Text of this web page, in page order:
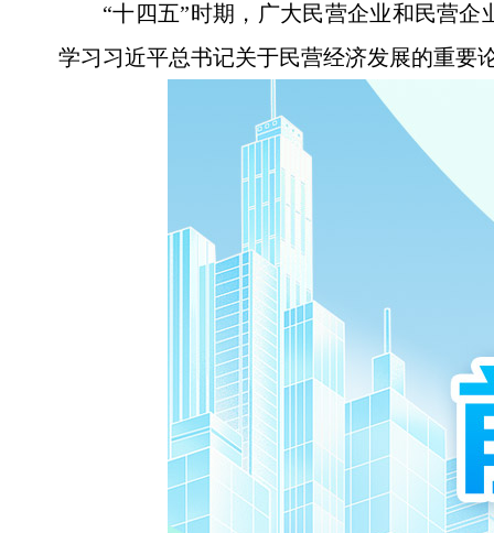
“十四五”时期，广大民营企业和民营
学习习近平总书记关于民营经济发展的重要